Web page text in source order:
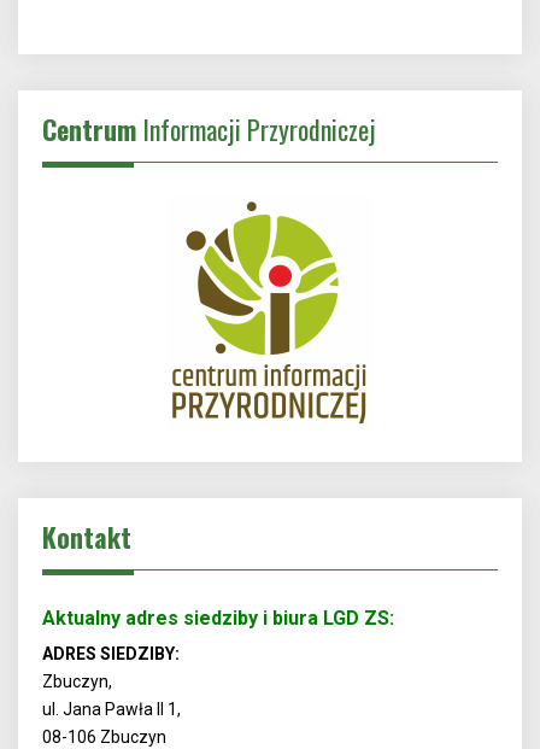
Centrum Informacji Przyrodniczej
Kontakt
Aktualny adres siedziby i biura LGD ZS:
ADRES SIEDZIBY:
Zbuczyn,
ul. Jana Pawła II 1,
08-106 Zbuczyn